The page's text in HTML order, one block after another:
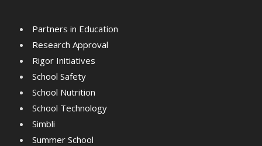
Partners in Education
Research Approval
Rigor Initiatives
School Safety
School Nutrition
School Technology
Simbli
Summer School